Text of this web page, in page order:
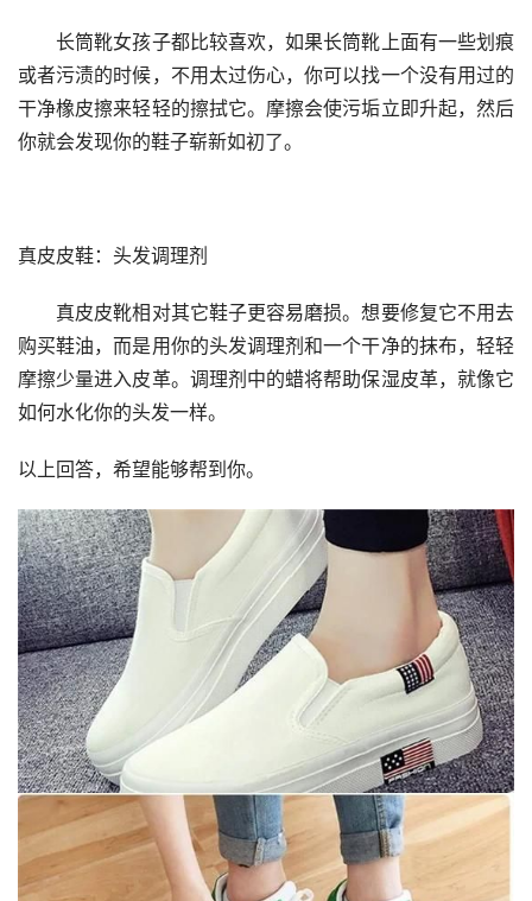
长筒靴女孩子都比较喜欢，如果长筒靴上面有一些划痕
或者污渍的时候，不用太过伤心，你可以找一个没有用过的
干净橡皮擦来轻轻的擦拭它。摩擦会使污垢立即升起，然后
你就会发现你的鞋子崭新如初了。
真皮皮鞋：头发调理剂
真皮皮靴相对其它鞋子更容易磨损。想要修复它不用去
购买鞋油，而是用你的头发调理剂和一个干净的抹布，轻轻
摩擦少量进入皮革。调理剂中的蜡将帮助保湿皮革，就像它
如何水化你的头发一样。
以上回答，希望能够帮到你。